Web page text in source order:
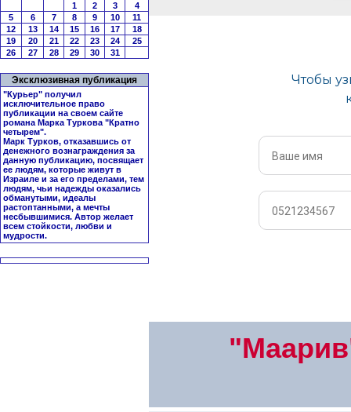
1 2 3
4
5
6 7 8 9 10
11
12
13 14 15 16 17
18
19
20 21 22 23 24
25
26
27 28 29 30 31
Эксклюзивная публикация
"Курьер" получил
исключительное право
публикации на своем сайте
романа Марка Туркова "Кратно
четырем".
Марк Турков, отказавшись от
денежного вознаграждения за
данную публикацию, посвящает
ее людям, которые живут в
Израиле и за его пределами, тем
людям, чьи надежды оказались
обманутыми, идеалы
растоптанными, а мечты
несбывшимися. Автор желает
всем стойкости, любви и
мудрости.